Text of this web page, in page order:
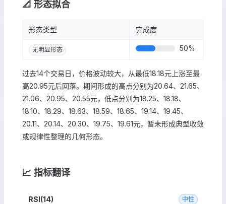
📐 形态拟合
形态类型 完成度
无明显形态 50%
过去14个交易日，价格波动较大，从最低18.18元上涨至最
高20.95元后回落。期间形成的高点分别为20.64、21.65、
21.06、20.95、20.55元，低点分别为18.25、18.18、
18.10、18.29、18.63、18.59、18.65、19.14、19.45、
20.11、20.14、20.30、19.75、19.61元，暂未形成典型收敛
或规律性整理的几何形态。
📈 指标翻译
RSI(14) 中性